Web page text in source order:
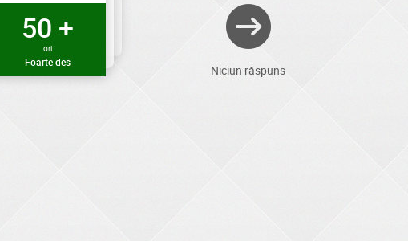
50 +
ori
Foarte des
Niciun răspuns